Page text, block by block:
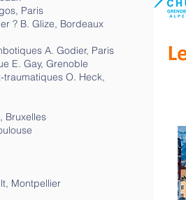
Paris
? B. Glize, Bordeaux
A. Godier, Paris
E. Gay, Grenoble
traumatiques O. Heck,
Bruxelles
Montpellier